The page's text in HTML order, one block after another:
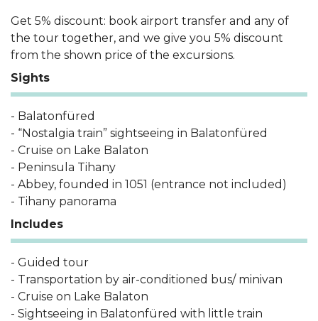
Get 5% discount: book airport transfer and any of
the tour together, and we give you 5% discount
from the shown price of the excursions.
Sights
- Balatonfüred
- “Nostalgia train” sightseeing in Balatonfüred
- Cruise on Lake Balaton
- Peninsula Tihany
- Abbey, founded in 1051 (entrance not included)
- Tihany panorama
Includes
- Guided tour
- Transportation by air-conditioned bus/ minivan
- Cruise on Lake Balaton
- Sightseeing in Balatonfüred with little train